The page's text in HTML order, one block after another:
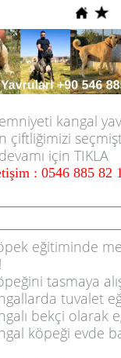
kangal
çiftliğimizi
için TIKLA
: 0546 885 82
eğitiminde
tasmaya
tuvalet
bekçi olarak
köpeği evde